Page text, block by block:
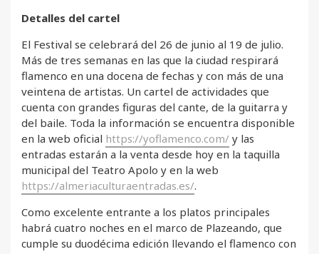
Detalles del cartel
El Festival se celebrará del 26 de junio al 19 de julio.
Más de tres semanas en las que la ciudad respirará
flamenco en una docena de fechas y con más de una
veintena de artistas. Un cartel de actividades que
cuenta con grandes figuras del cante, de la guitarra y
del baile. Toda la información se encuentra disponible
en la web oficial https://yoflamenco.com/ y las
entradas estarán a la venta desde hoy en la taquilla
municipal del Teatro Apolo y en la web
https://almeriaculturaentradas.es/.
Como excelente entrante a los platos principales
habrá cuatro noches en el marco de Plazeando, que
cumple su duodécima edición llevando el flamenco con